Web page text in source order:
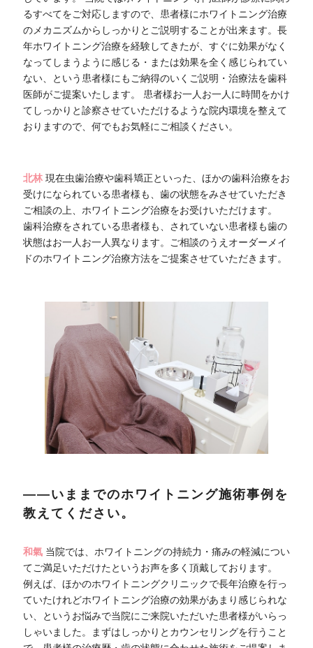
るすべてをご対応しますので、患者様にホワイトニング治療
のメカニズムからしっかりとご説明することが出来ます。長
年ホワイトニング治療を経験してきたが、すぐに効果がなく
なってしまうように感じる・または効果を全く感じられてい
ない、という患者様にもご納得のいくご説明・治療法を歯科
医師がご提案いたします。 患者様お一人お一人に時間をかけ
てしっかりと診察させていただけるような院内環境を整えて
おりますので、何でもお気軽にご相談ください。
北林現在虫歯治療や歯科矯正といった、ほかの歯科治療をお
受けになられている患者様も、歯の状態をみさせていただき
ご相談の上、ホワイトニング治療をお受けいただけます。
歯科治療をされている患者様も、されていない患者様も歯の
状態はお一人お一人異なります。ご相談のうえオーダーメイ
ドのホワイトニング治療方法をご提案させていただきます。
――いままでのホワイトニング施術事例を
教えてください。
和氣 当院では、ホワイトニングの持続力・痛みの軽減につい
てご満足いただけたというお声を多く頂戴しております。
例えば、ほかのホワイトニングクリニックで長年治療を行っ
ていたけれどホワイトニング治療の効果があまり感じられな
い、というお悩みで当院にご来院いただいた患者様がいらっ
しゃいました。まずはしっかりとカウンセリングを行うこと